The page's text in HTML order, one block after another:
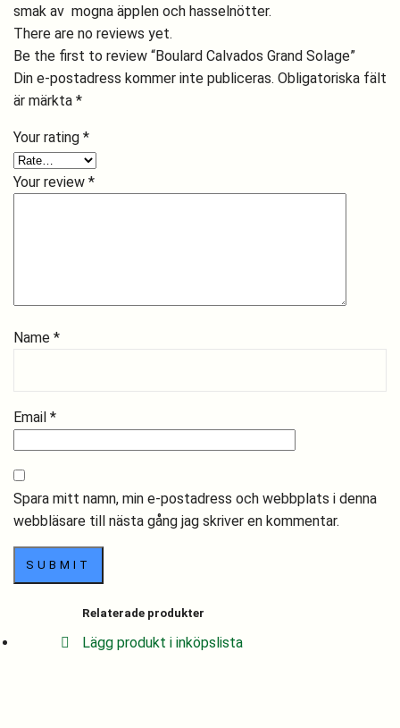
smak av mogna äpplen och hasselnötter.
There are no reviews yet.
Be the first to review “Boulard Calvados Grand Solage”
Din e-postadress kommer inte publiceras. Obligatoriska fält
är märkta *
Your rating *
Your review *
Name *
Email *
Spara mitt namn, min e-postadress och webbplats i denna
webbläsare till nästa gång jag skriver en kommentar.
Relaterade produkter
Lägg produkt i inköpslista